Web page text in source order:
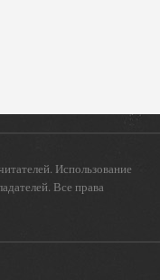
Использование
Все права